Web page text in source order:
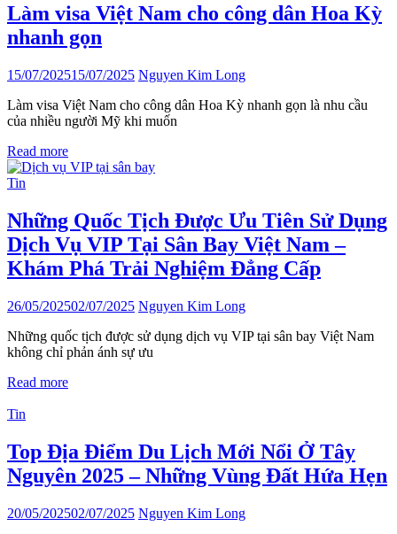
Làm visa Việt Nam cho công dân Hoa Kỳ
nhanh gọn
15/07/202515/07/2025 Nguyen Kim Long
Làm visa Việt Nam cho công dân Hoa Kỳ nhanh gọn là nhu cầu
của nhiều người Mỹ khi muốn
Read more
Tin
Những Quốc Tịch Được Ưu Tiên Sử Dụng
Dịch Vụ VIP Tại Sân Bay Việt Nam –
Khám Phá Trải Nghiệm Đẳng Cấp
26/05/202502/07/2025 Nguyen Kim Long
Những quốc tịch được sử dụng dịch vụ VIP tại sân bay Việt Nam
không chỉ phản ánh sự ưu
Read more
Tin
Top Địa Điểm Du Lịch Mới Nổi Ở Tây
Nguyên 2025 – Những Vùng Đất Hứa Hẹn
20/05/202502/07/2025 Nguyen Kim Long